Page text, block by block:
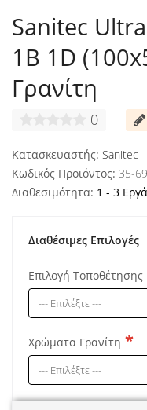
Sanitec
1B 1D
Γρανίτη
0
Κατασκευαστής: Sanitec
Κωδικός Προϊόντος: 35-
Διαθεσιμότητα: 1 - 3
Διαθέσιμες Επιλογές
Επιλογή Τοποθέτησης
Χρώματα Γρανίτη